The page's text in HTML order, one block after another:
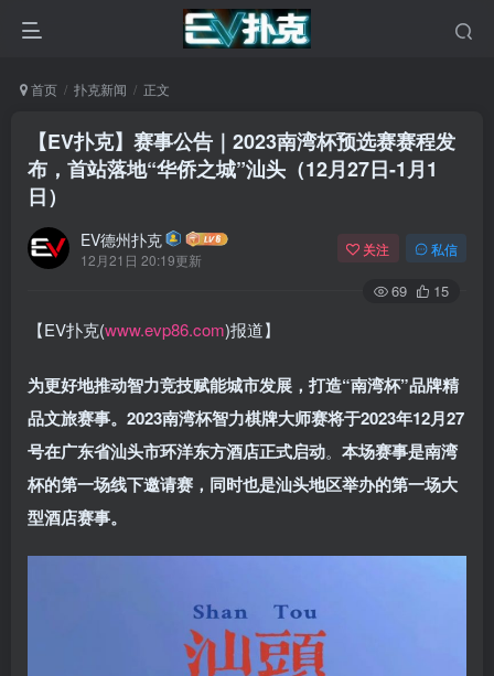
首页 扑克新闻 正文
【EV扑克】赛事公告｜2023南湾杯预选赛赛程发
布，首站落地“华侨之城”汕头（12月27日-1月1
日）
EV德州扑克
12月21日 20:19更新
关注 私信
69 15
【EV扑克(www.evp86.com)报道】
为更好地推动智力竞技赋能城市发展，打造“南湾杯”品牌精
品文旅赛事。 2023南湾杯智力棋牌大师赛将于2023年12月27
号在广东省汕头市环洋东方酒店正式启动。 本场赛事是南湾
杯的第一场线下邀请赛，同时也是汕头地区举办的第一场大
型酒店赛事。